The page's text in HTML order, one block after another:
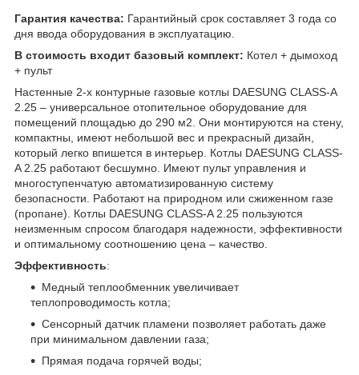
Гарантия качества: Гарантийный срок составляет 3 года со
дня ввода оборудования в эксплуатацию.
В стоимость входит базовый комплект: Котел + дымоход
+ пульт
Настенные 2-х контурные газовые котлы DAESUNG CLASS-A
2.25 – универсальное отопительное оборудование для
помещений площадью до 290 м2. Они монтируются на стену,
компактны, имеют небольшой вес и прекрасный дизайн,
который легко впишется в интерьер. Котлы DAESUNG CLASS-
A 2.25 работают бесшумно. Имеют пульт управления и
многоступенчатую автоматизированную систему
безопасности. Работают на природном или сжиженном газе
(пропане). Котлы DAESUNG CLASS-A 2.25 пользуются
неизменным спросом благодаря надежности, эффективности
и оптимальному соотношению цена – качество.
Эффективность:
Медный теплообменник увеличивает
теплопроводимость котла;
Сенсорный датчик пламени позволяет работать даже
при минимальном давлении газа;
Прямая подача горячей воды;